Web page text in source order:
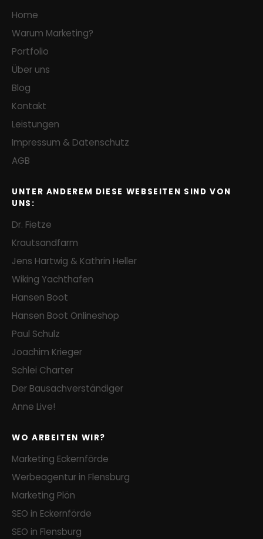
Home
Warum Marketing?
Portfolio
Über uns
Blog
Kontakt
Leistungen
Impressum & Datenschutz
AGB
UNTER ANDEREM DIESE WEBSEITEN SIND VON
UNS:
Dr. Fietze
Krautsandfarm
Jens Hartwig & Kathrin Heller
Wiking Yachthafen
Hansen Boot
Hansen Boot Onlineshop
Paul Schulz
Joachim Krieger
Schlei Charter
Der Bausachverständiger
Anne Live!
WO ARBEITEN WIR?
Marketing Eckernförde
Werbeagentur in Flensburg
Marketing Plön
SEO in Eckernförde
SEO in Flensburg